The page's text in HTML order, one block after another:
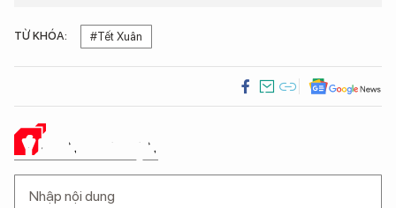
TỪ KHÓA: #Tết Xuân
Ý KIẾN CỦA BẠN